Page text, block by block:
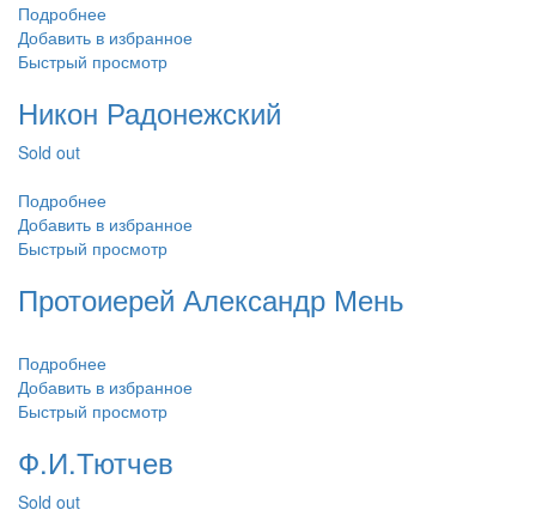
Подробнее
Добавить в избранное
Быстрый просмотр
Никон Радонежский
Sold out
Подробнее
Добавить в избранное
Быстрый просмотр
Протоиерей Александр Мень
Подробнее
Добавить в избранное
Быстрый просмотр
Ф.И.Тютчев
Sold out